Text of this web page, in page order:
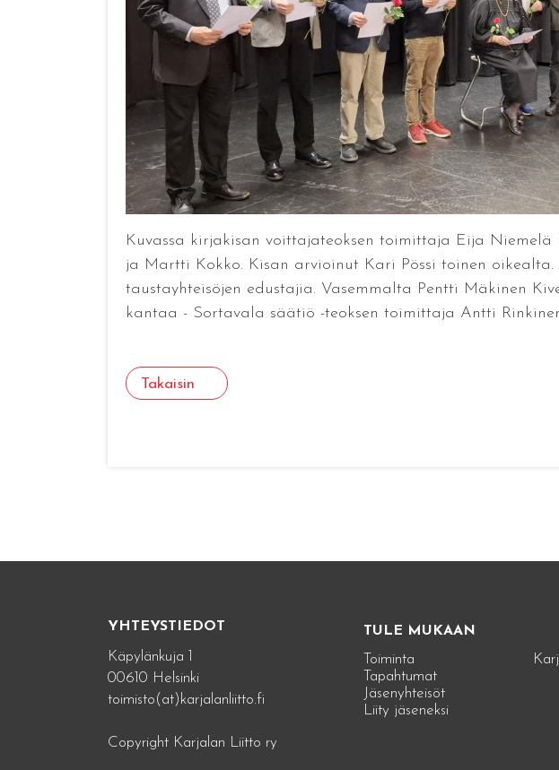
Kuvassa kirjakisan voittajateoksen toimittaja Eija
ja Martti Kokko. Kisan arvioinut Kari Pössi toinen
taustayhteisöjen edustajia. Vasemmalta Pentti Mäkinen
kantaa - Sortavala säätiö -teoksen toimittaja Antti
Takaisin
YHTEYSTIEDOT
Käpylänkuja 1
00610 Helsinki
toimisto(at)karjalanliitto.fi
Copyright Karjalan Liitto ry
TULE MUKAAN
Toiminta
Tapahtumat
Jäsenyhteisöt
Liity jäseneksi